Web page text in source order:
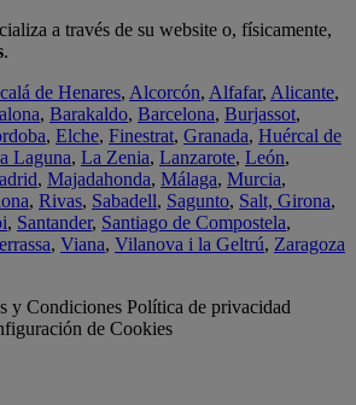
a través de su website o, físicamente,
.
de Henares, Alcorcón, Alfafar, Alicante,
, Barakaldo, Barcelona, Burjassot,
, Elche, Finestrat, Granada, Huércal de
Laguna, La Zenia, Lanzarote, León,
, Majadahonda, Málaga, Murcia,
, Rivas, Sabadell, Sagunto, Salt, Girona,
, Santander, Santiago de Compostela,
, Viana, Vilanova i la Geltrú, Zaragoza
y Condiciones Política de privacidad
de Cookies